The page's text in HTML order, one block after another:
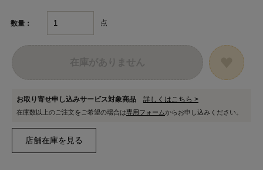
数量： 点
お取り寄せ申し込みサービス対象商品 詳しくはこちら >
在庫数以上のご注文をご希望の場合は専用フォームからお申し込みください。